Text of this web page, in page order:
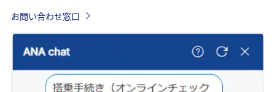
お問い合わせ窓口